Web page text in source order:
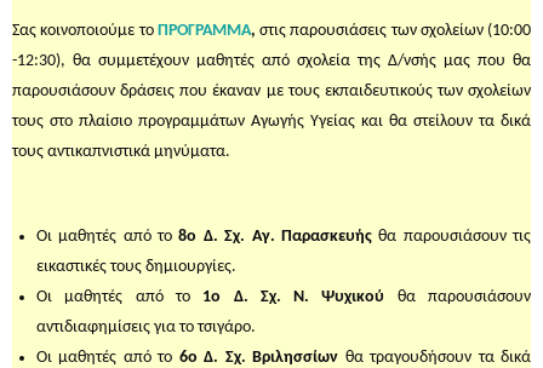
Σας κοινοποιούμε το ΠΡΟΓΡΑΜΜΑ, στις παρουσιάσεις των σχολείων (10:00
-12:30), θα συμμετέχουν μαθητές από σχολεία της Δ/νσής μας που θα
παρουσιάσουν δράσεις που έκαναν με τους εκπαιδευτικούς των σχολείων
τους στο πλαίσιο προγραμμάτων Αγωγής Υγείας και θα στείλουν τα δικά
τους αντικαπνιστικά μηνύματα.
Οι μαθητές από το8ο Δ. Σχ. Αγ. Παρασκευήςθα παρουσιάσουν τις
εικαστικές τους δημιουργίες.
Οι μαθητές από το 1ο Δ. Σχ. Ν. Ψυχικού θα παρουσιάσουν
αντιδιαφημίσεις για το τσιγάρο.
Οι μαθητές από το 6ο Δ. Σχ. Βριλησσίων θα τραγουδήσουν τα δικά